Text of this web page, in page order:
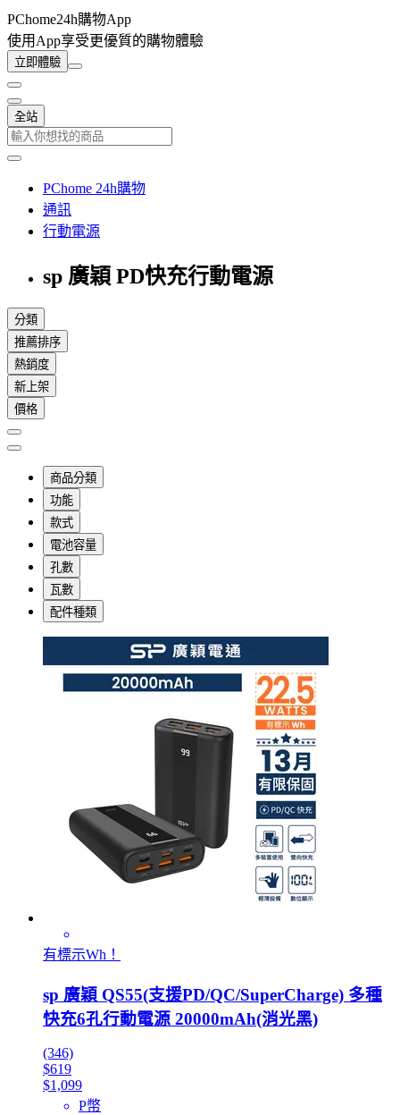
PChome24h購物App
使用App享受更優質的購物體驗
立即體驗
全站
PChome 24h購物
通訊
行動電源
sp 廣穎 PD快充行動電源
分類
推薦排序
熱銷度
新上架
價格
商品分類
功能
款式
電池容量
孔數
瓦數
配件種類
有標示Wh！
sp 廣穎 QS55(支援PD/QC/SuperCharge) 多種
快充6孔行動電源 20000mAh(消光黑)
(346)
$619
$1,099
P幣